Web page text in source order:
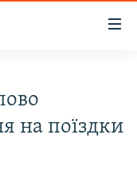
на поїздки